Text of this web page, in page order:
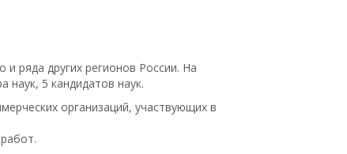
ряда других регионов России. На
наук, 5 кандидатов наук.
организаций, участвующих в